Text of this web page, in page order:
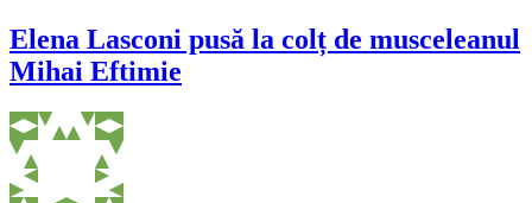
Elena Lasconi pusă la colț de musceleanul
Mihai Eftimie